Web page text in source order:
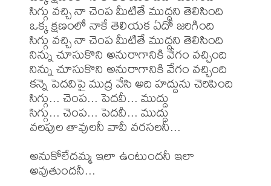
సిగ్గు వచ్చి నా చెంప మీటితే ముద్దని తెలిసింది
ఒక్క క్షణంలో నాకే తెలియక ఏదో జరిగింది
సిగ్గు వచ్చి నా చెంప మీటితే ముద్దని తెలిసింది
నిన్ను చూసుకొని అనురాగానికి వేగం వచ్చింది
నిన్ను చూసుకొని అనురాగానికి వేగం వచ్చింది
కన్నె పెదవిపై ముద్ర వేసి అది హద్దును చెరిపింది
సిగ్గు... చెంప... పెదవీ... ముద్దు
సిగ్గు... చెంప... పెదవీ... ముద్దు
వలపుల తావులనీ వావీ వరసలనీ...
అనుకోలేదమ్మ ఇలా ఉంటుందనీ ఇలా
అవుతుందనీ...